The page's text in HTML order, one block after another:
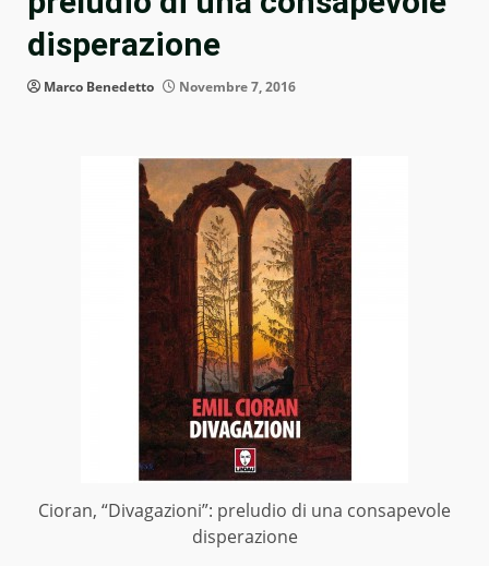
disperazione
Marco Benedetto Novembre 7, 2016
Cioran, “Divagazioni”: preludio di una consapevole
disperazione